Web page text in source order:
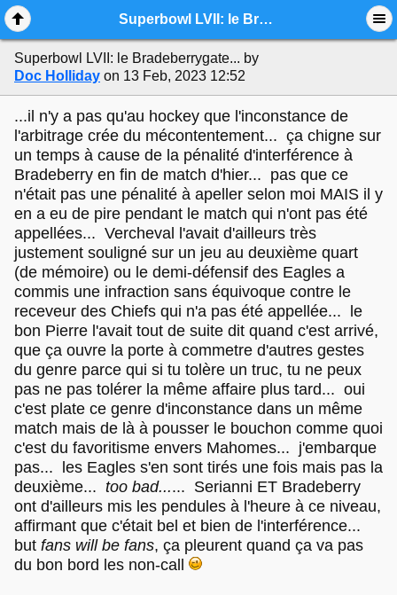
Superbowl LVII: le Bradeberrygate...
Superbowl LVII: le Bradeberrygate... by
Doc Holliday on 13 Feb, 2023 12:52
...il n'y a pas qu'au hockey que l'inconstance de
l'arbitrage crée du mécontentement... ça chigne sur
un temps à cause de la pénalité d'interférence à
Bradeberry en fin de match d'hier... pas que ce
n'était pas une pénalité à apeller selon moi MAIS il y
en a eu de pire pendant le match qui n'ont pas été
appellées... Vercheval l'avait d'ailleurs très
justement souligné sur un jeu au deuxième quart
(de mémoire) ou le demi-défensif des Eagles a
commis une infraction sans équivoque contre le
receveur des Chiefs qui n'a pas été appellée... le
bon Pierre l'avait tout de suite dit quand c'est arrivé,
que ça ouvre la porte à commetre d'autres gestes
du genre parce qui si tu tolère un truc, tu ne peux
pas ne pas tolérer la même affaire plus tard... oui
c'est plate ce genre d'inconstance dans un même
match mais de là à pousser le bouchon comme quoi
c'est du favoritisme envers Mahomes... j'embarque
pas... les Eagles s'en sont tirés une fois mais pas la
deuxième... too bad...... Serianni ET Bradeberry
ont d'ailleurs mis les pendules à l'heure à ce niveau,
affirmant que c'était bel et bien de l'interférence...
but fans will be fans, ça pleurent quand ça va pas
du bon bord les non-call